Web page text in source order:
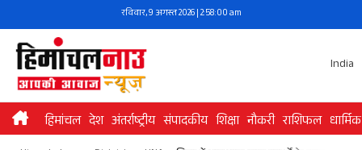
to
content
रविवार, 9 अगस्त 2026 | 2:58:01 am
India
हिमांचल देश अंतर्राष्ट्रीय संपादकीय शिक्षा नौकरी राशिफल धार्मिक